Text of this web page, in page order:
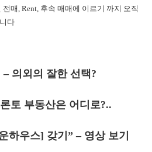
매, Rent, 후속 매매에 이르기 까지 오직
다
의외의 잘한 선택?
토 부동산은 어디로?..
하우스] 갖기” – 영상 보기